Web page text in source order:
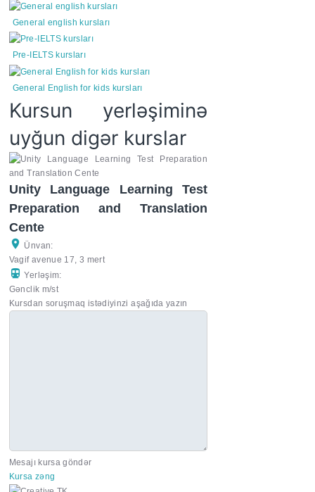
General english kursları
Pre-IELTS kursları
General English for kids kursları
Kursun yerləşiminə
uyğun digər kurslar
Unity Language Learning Test
Preparation and Translation
Cente
Ünvan:
Vagif avenue 17, 3 mert
Yerləşim:
Gənclik m/st
Kursdan soruşmaq istədiyinzi aşağıda yazın
Mesajı kursa göndər
Kursa zəng